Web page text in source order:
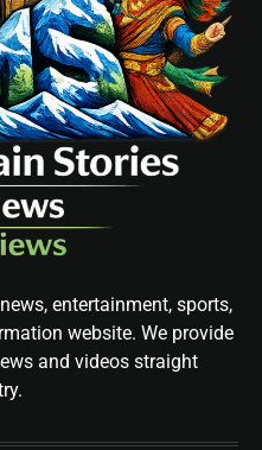
entertainment, sports,
website. We provide
and videos straight